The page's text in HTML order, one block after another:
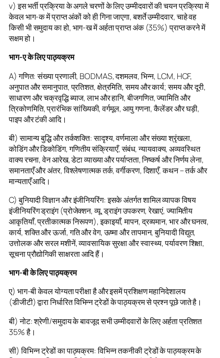
v) इस भर्ती प्रक्रिया के अगले चरणों के लिए उम्मीदवारों की चयन प्रक्रिया में
केवल भाग-क में प्राप्त अंकों को ही गिना जाएगा, बशर्ते उम्मीदवार, चाहे वह
किसी भी समुदाय का हो, भाग-ख में अर्हता प्राप्त अंक (35%) प्राप्त करने में
सक्षम हो।
भाग-ए के लिए पाठ्यक्रम
A) गणित: संख्या प्रणाली, BODMAS, दशमलव, भिन्न, LCM, HCF,
अनुपात और समानुपात, प्रतिशत, क्षेत्रमिति, समय और कार्य; समय और दूरी,
साधारण और चक्रवृद्धि ब्याज, लाभ और हानि, बीजगणित, ज्यामिति और
त्रिकोणमिति, प्रारंभिक सांख्यिकी, वर्गमूल, आयु गणना, कैलेंडर और घड़ी,
पाइप और टंकी आदि।
बी) सामान्य बुद्धि और तर्कशक्ति: सादृश्य, वर्णमाला और संख्या श्रृंखला,
कोडिंग और डिकोडिंग, गणितीय संक्रियाएँ, संबंध, न्यायवाक्य, अव्यवस्थित
वाक्य रचना, वेन आरेख, डेटा व्याख्या और पर्याप्तता, निष्कर्ष और निर्णय लेना,
समानताएँ और अंतर, विश्लेषणात्मक तर्क, वर्गीकरण, दिशाएँ, कथन – तर्क और
मान्यताएँ आदि।
C) बुनियादी विज्ञान और इंजीनियरिंग: इसके अंतर्गत शामिल व्यापक विषय
इंजीनियरिंग ड्राइंग (प्रोजेक्शन, व्यू, ड्राइंग उपकरण, रेखाएं, ज्यामितीय
आकृतियाँ, प्रतीकात्मक निरूपण), इकाइयाँ, मापन, द्रव्यमान, भार और घनत्व,
कार्य, शक्ति और ऊर्जा, गति और वेग, ऊष्मा और तापमान, बुनियादी विद्युत,
उत्तोलक और सरल मशीनें, व्यावसायिक सुरक्षा और स्वास्थ्य, पर्यावरण शिक्षा,
सूचना प्रौद्योगिकी साक्षरता आदि हैं।
भाग-बी के लिए पाठ्यक्रम
ए) भाग-बी केवल योग्यता परीक्षा है और इसमें प्रशिक्षण महानिदेशालय
(डीजीटी) द्वारा निर्धारित विभिन्न ट्रेडों के पाठ्यक्रम से प्रश्न पूछे जाते है।
बी) नोट: श्रेणी/समुदाय के बावजूद सभी उम्मीदवारों के लिए अर्हता प्रतिशत
35% है।
सी) विभिन्न ट्रेडों का पाठ्यक्रम: विभिन्न तकनीकी ट्रेडों के पाठ्यक्रम के